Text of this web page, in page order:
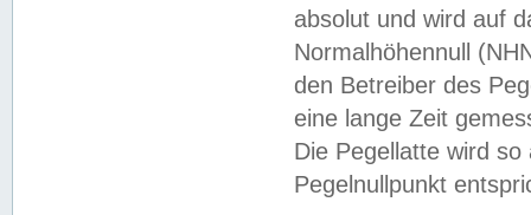
absolut und wird auf
Normalhöhennull
den Betreiber des
eine lange Zeit
Die Pegellatte wird
Pegelnullpunkt